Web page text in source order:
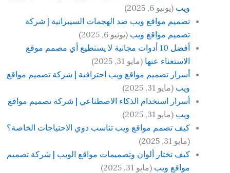
ويب (يونيو 6, 2025)
تصميم مواقع ويب ضد الهجمات السيبرانية | شركة
تصميم مواقع ويب (يونيو 6, 2025)
أفضل 10 أدوات مجانية لا يستطيع أي مصمم موقع
الاستغناء عنها (مايو 31, 2025)
أسرار تصميم مواقع ويب احترافية | شركة تصميم مواقع
ويب (مايو 31, 2025)
أسرار استخدام الذكاء الاصطناعي | شركة تصميم مواقع
ويب (مايو 31, 2025)
كيف تصمم مواقع ويب تناسب ذوي الاحتياجات الخاصة؟
(مايو 31, 2025)
كيف تختار ألوان وتصميمات مواقع الويب | شركة تصميم
مواقع ويب (مايو 31, 2025)